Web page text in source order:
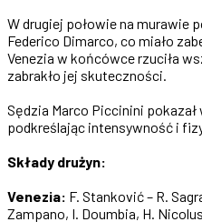
W drugiej połowie na murawie
Federico Dimarco, co miało
Venezia w końcówce rzuciła
zabrakło jej skuteczności.
Sędzia Marco Piccinini
podkreślając intensywność i
Składy drużyn:
Venezia: F. Stanković – R.
Zampano, I. Doumbia, H.